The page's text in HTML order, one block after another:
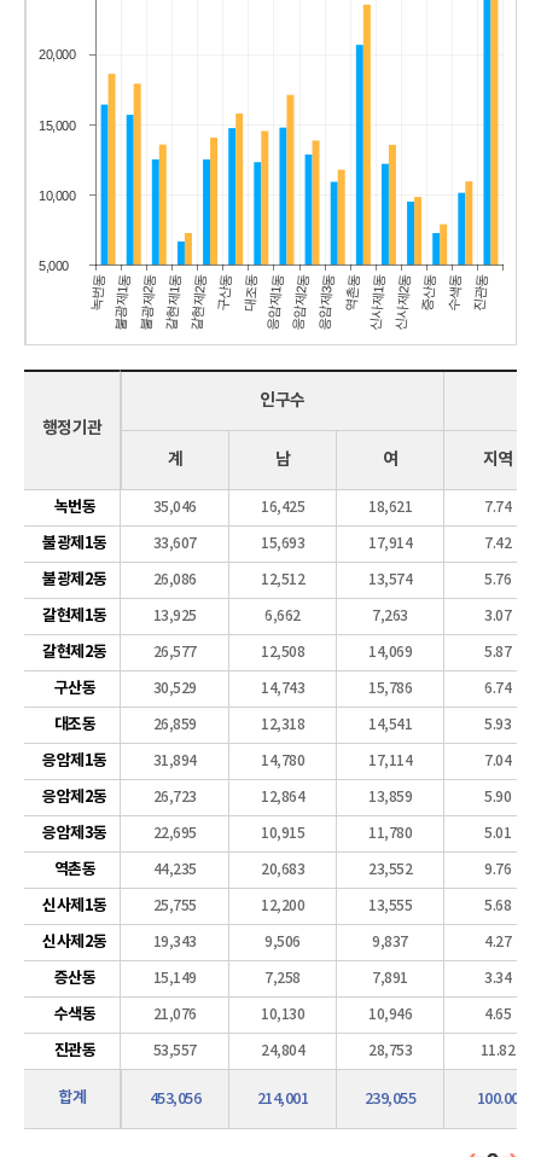
5,000
10,000
15,000
20,000
녹번동 불광제1동불광제2동갈현제1동갈현제2동 구산동 대조동 응암제1동응암제2동응암제3동 역촌동 신사제1동신사제2동 증산동 수색동 진관동
행정기관
녹번동
불광제1동
불광제2동
갈현제1동
갈현제2동
구산동
대조동
응암제1동
응암제2동
응암제3동
역촌동
신사제1동
신사제2동
증산동
수색동
진관동
합계
인구수
계 남 여 지역
453,056 214,001 239,055 100.00
35,046 16,425 18,621 7.74
33,607 15,693 17,914 7.42
26,086 12,512 13,574 5.76
13,925 6,662 7,263 3.07
26,577 12,508 14,069 5.87
30,529 14,743 15,786 6.74
26,859 12,318 14,541 5.93
31,894 14,780 17,114 7.04
26,723 12,864 13,859 5.90
22,695 10,915 11,780 5.01
44,235 20,683 23,552 9.76
25,755 12,200 13,555 5.68
19,343 9,506 9,837 4.27
15,149 7,258 7,891 3.34
21,076 10,130 10,946 4.65
53,557 24,804 28,753 11.82